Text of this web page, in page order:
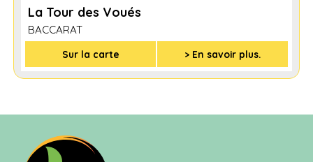
La Tour des Voués
BACCARAT
Sur la carte > En savoir plus.